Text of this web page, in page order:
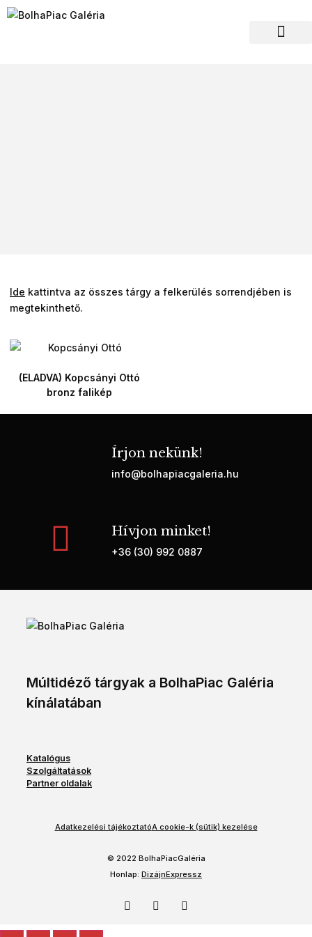
Ide kattintva az összes tárgy a felkerülés sorrendjében is
megtekinthető.
(ELADVA) Kopcsányi Ottó
bronz falikép
Írjon nekünk!
info@bolhapiacgaleria.hu
Hívjon minket!
+36 (30) 992 0887
Múltidéző tárgyak a BolhaPiac Galéria
kínálatában
Katalógus
Szolgáltatások
Partner oldalak
Adatkezelési tájékoztatóA cookie-k (sütik) kezelése
© 2022 BolhaPiacGaléria
Honlap: DizájnExpressz